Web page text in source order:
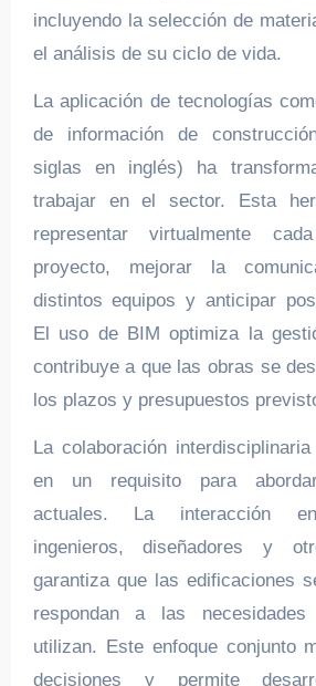
incluyendo la selección de
el análisis de su ciclo de vida.
La aplicación de tecnologías
de información de
siglas en inglés) ha
trabajar en el sector. Esta
representar virtualmente
proyecto, mejorar la
distintos equipos y anticipar
El uso de BIM optimiza la
contribuye a que las obras se
los plazos y presupuestos
La colaboración
en un requisito para
actuales. La interacción
ingenieros, diseñadores y
garantiza que las edificaciones
respondan a las
utilizan. Este enfoque conjunto
decisiones y permite